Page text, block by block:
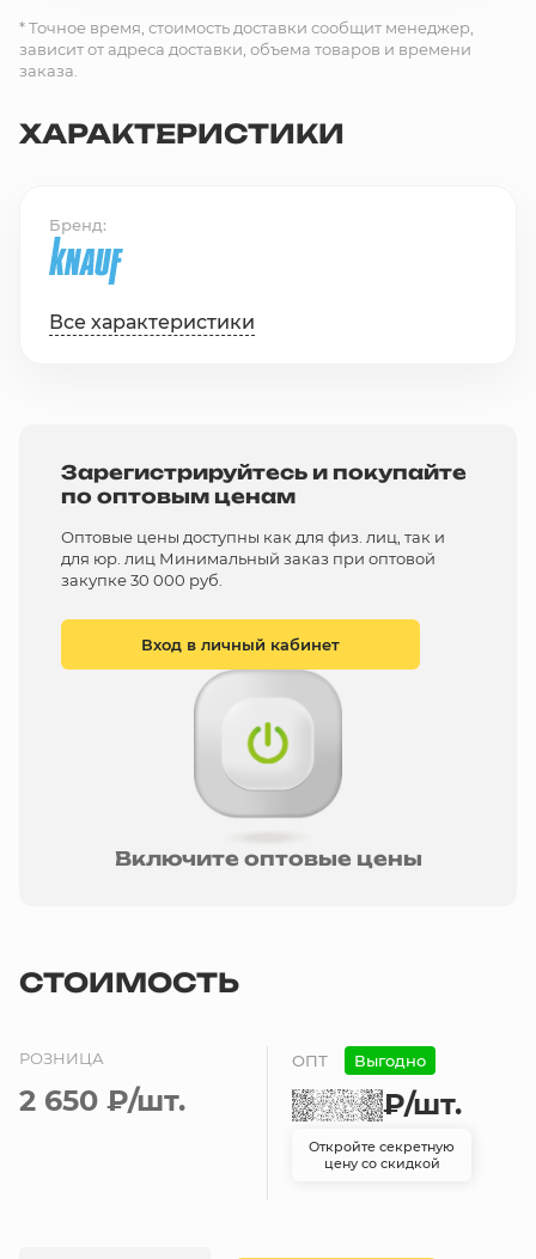
* Точное время, стоимость доставки сообщит менеджер,
зависит от адреса доставки, объема товаров и времени
заказа.
ХАРАКТЕРИСТИКИ
Бренд
Все характеристики
Зарегистрируйтесь и покупайте
по оптовым ценам
Оптовые цены доступны как для физ. лиц, так и
для юр. лиц Минимальный заказ при оптовой
закупке 30 000 руб.
Вход в личный кабинет
Включите оптовые цены
СТОИМОСТЬ
РОЗНИЦА
2 650 ₽/шт.
ОПТ Выгодно
₽/шт.
Откройте секретную
цену со скидкой